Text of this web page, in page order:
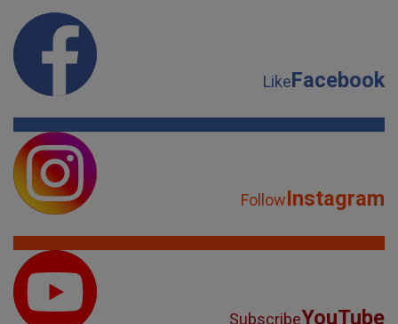
LikeFacebook
FollowInstagram
SubscribeYouTube